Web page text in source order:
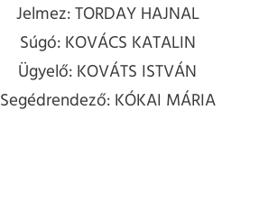
Jelmez: TORDAY HAJNAL
Súgó: KOVÁCS KATALIN
Ügyelő: KOVÁTS ISTVÁN
Segédrendező: KÓKAI MÁRIA